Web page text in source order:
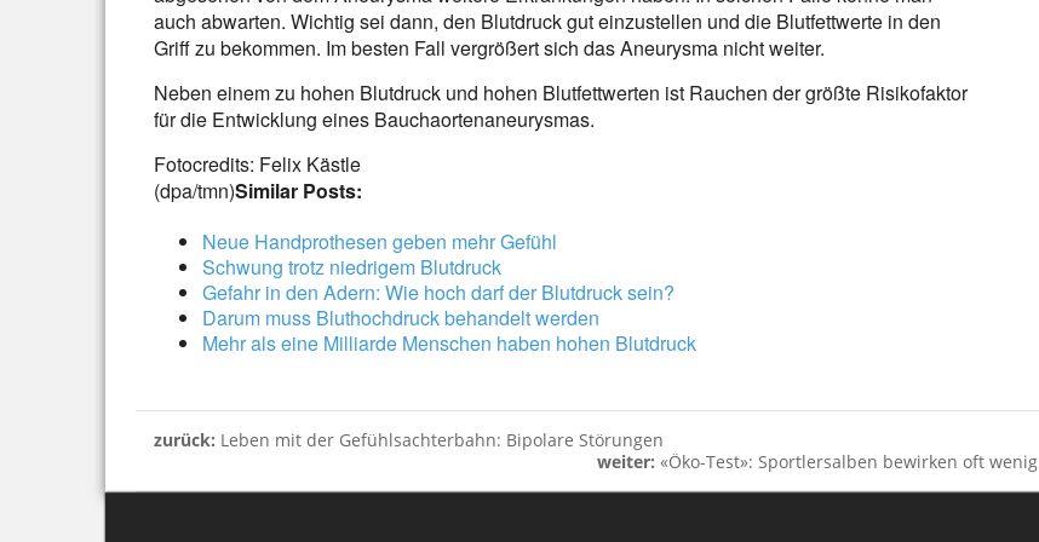
auch abwarten. Wichtig sei dann, den Blutdruck gut einzustellen und die Blutfettwerte in den
Griff zu bekommen. Im besten Fall vergrößert sich das Aneurysma nicht weiter.
Neben einem zu hohen Blutdruck und hohen Blutfettwerten ist Rauchen der größte Risikofaktor
für die Entwicklung eines Bauchaortenaneurysmas.
Fotocredits: Felix Kästle
(dpa/tmn)Similar Posts:
Neue Handprothesen geben mehr Gefühl
Schwung trotz niedrigem Blutdruck
Gefahr in den Adern: Wie hoch darf der Blutdruck sein?
Darum muss Bluthochdruck behandelt werden
Mehr als eine Milliarde Menschen haben hohen Blutdruck
zurück: Leben mit der Gefühlsachterbahn: Bipolare Störungen
weiter: «Öko-Test»: Sportlersalben bewirken oft wenig